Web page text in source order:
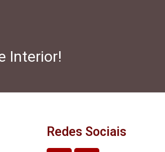
Interior!
Redes Sociais